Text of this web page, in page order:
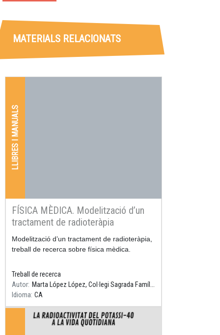
MATERIALS RELACIONATS
LLIBRES I MANUALS
FÍSICA MÈDICA. Modelització d’un
tractament de radioteràpia
Resum
Modelització d’un tractament de radioteràpia,
treball de recerca sobre física mèdica.
Treball de recerca
Autor
Marta López López, Col·legi Sagrada Família Gavà, Tutor: Daniel Parcerisas
Idioma CA